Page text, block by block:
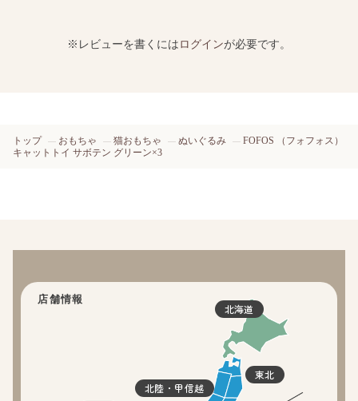
※レビューを書くにはログインが必要です。
トップ おもちゃ 猫おもちゃ ぬいぐるみ
FOFOS （フォフォス）
キャットトイ サボテン グリーン×3
店舗情報
北海道
東北
北陸・甲信越